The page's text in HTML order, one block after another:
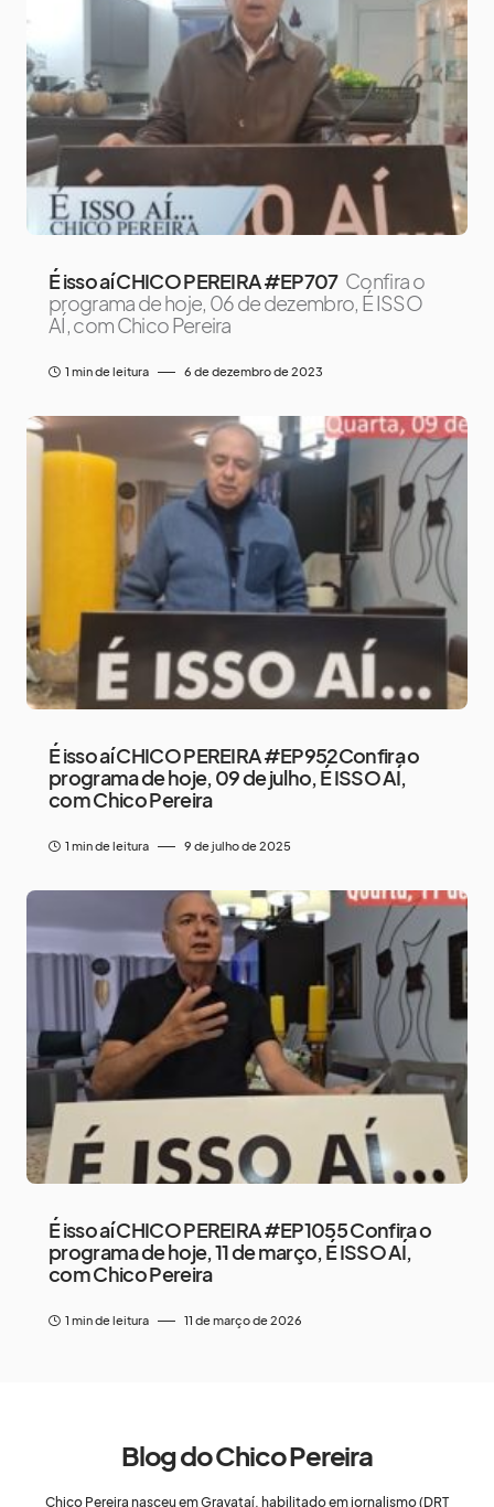
É isso aí CHICO PEREIRA #EP707 Confira o
programa de hoje, 06 de dezembro, É ISSO
AÍ, com Chico Pereira
1 min de leitura 6 de dezembro de 2023
É isso aí CHICO PEREIRA #EP952Confira o
programa de hoje, 09 de julho, É ISSO AÍ,
com Chico Pereira
1 min de leitura 9 de julho de 2025
É isso aí CHICO PEREIRA #EP1055 Confira o
programa de hoje, 11 de março, É ISSO AÍ,
com Chico Pereira
1 min de leitura 11 de março de 2026
Blog do Chico Pereira
Chico Pereira nasceu em Gravataí, habilitado em jornalismo (DRT